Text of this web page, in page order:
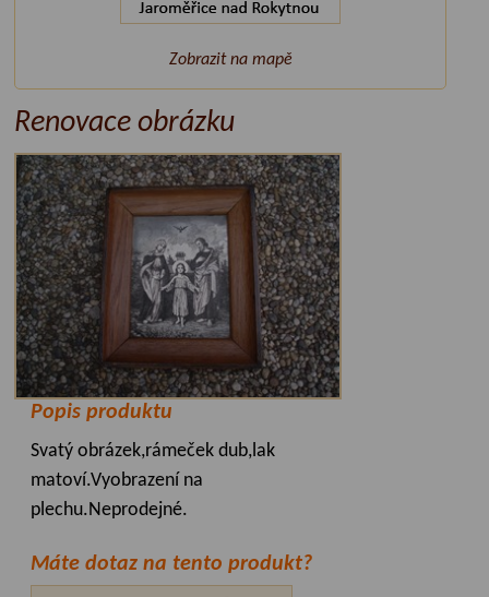
Zobrazit na mapě
Renovace obrázku
Popis produktu
Svatý obrázek,rámeček dub,lak
matoví.Vyobrazení na
plechu.Neprodejné.
Máte dotaz na tento produkt?